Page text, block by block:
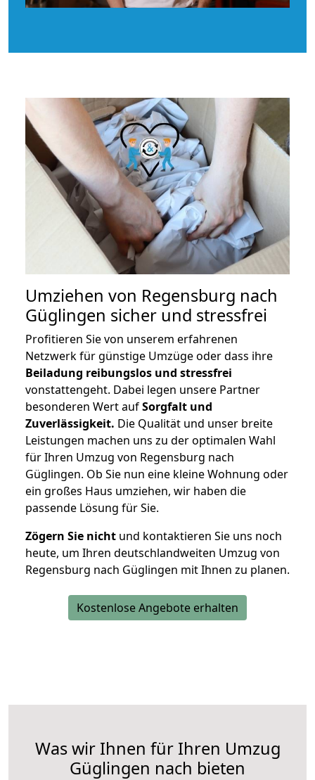
Umziehen von Regensburg nach
Güglingen sicher und stressfrei
Profitieren Sie von unserem erfahrenen
Netzwerk für günstige Umzüge oder dass ihre
Beiladung reibungslos und stressfrei
vonstattengeht. Dabei legen unsere Partner
besonderen Wert aufSorgfalt und
Zuverlässigkeit. Die Qualität und unser breite
Leistungen machen uns zu der optimalen Wahl
für Ihren Umzug von Regensburg nach
Güglingen. Ob Sie nun eine kleine Wohnung oder
ein großes Haus umziehen, wir haben die
passende Lösung für Sie.
Zögern Sie nicht und kontaktieren Sie uns noch
heute, um Ihren deutschlandweiten Umzug von
Regensburg nach Güglingen mit Ihnen zu planen.
Kostenlose Angebote erhalten
Was wir Ihnen für Ihren Umzug
Güglingen nach bieten